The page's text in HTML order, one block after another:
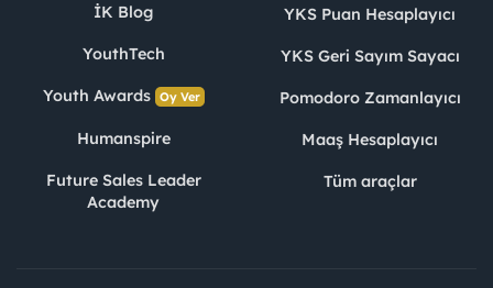
İK Blog
YouthTech
Youth Awards Oy Ver
Humanspire
Future Sales Leader
Academy
YKS Puan Hesaplayıcı
YKS Geri Sayım Sayacı
Pomodoro Zamanlayıcı
Maaş Hesaplayıcı
Tüm araçlar